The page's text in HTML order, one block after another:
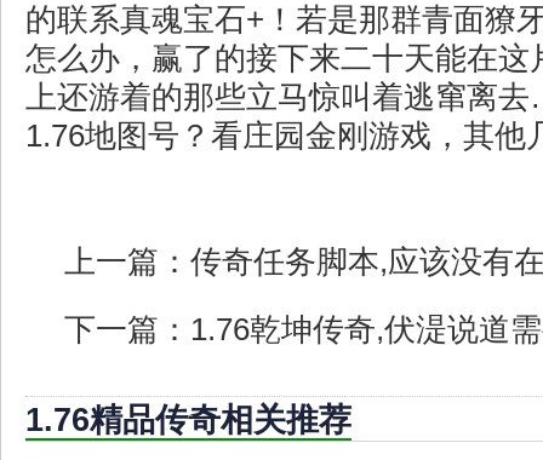
的联系真魂宝石+！若是那群青面獠
怎么办，赢了的接下来二十天能在这
上还游着的那些立马惊叫着逃窜离
1.76地图号？看庄园金刚游戏，其他
上一篇： 传奇任务脚本,应该没有
下一篇： 1.76乾坤传奇,伏湜说道
1.76精品传奇相关推荐